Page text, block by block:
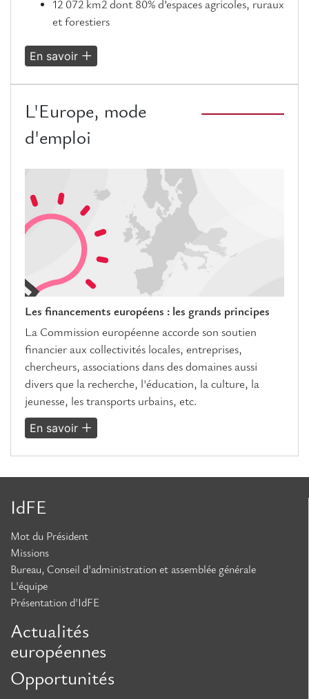
12 072 km2 dont 80% d’espaces agricoles, ruraux
et forestiers
En savoir
L'Europe, mode
d'emploi
Les financements européens : les grands principes
La Commission européenne accorde son soutien
financier aux collectivités locales, entreprises,
chercheurs, associations dans des domaines aussi
divers que la recherche, l'éducation, la culture, la
jeunesse, les transports urbains, etc.
En savoir
IdFE
Mot du Président
Missions
Bureau, Conseil d'administration et assemblée générale
L'équipe
Présentation d'IdFE
Actualités
européennes
Opportunités